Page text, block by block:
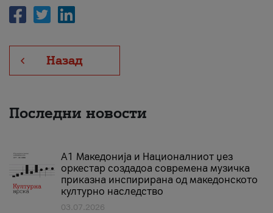
Назад
Последни новости
А1 Македонија и Националниот џез
оркестар создадоа современа музичка
приказна инспирирана од македонското
културно наследство
03.07.2026